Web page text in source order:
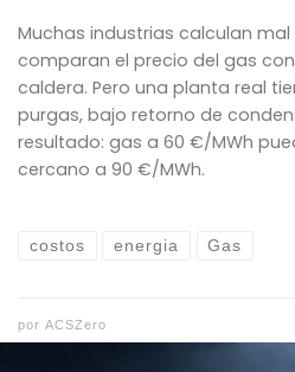
Muchas industrias calculan
comparan el precio del gas
caldera. Pero una planta real
purgas, bajo retorno de
resultado: gas a 60 €/MWh
cercano a 90 €/MWh.
costos energia Gas
por ACSZero